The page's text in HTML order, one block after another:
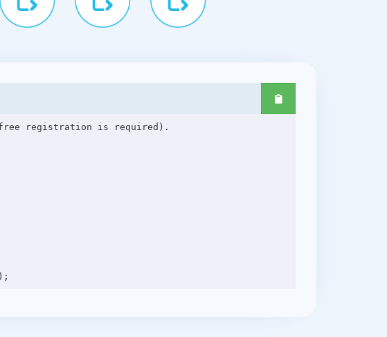
(free registration is required).